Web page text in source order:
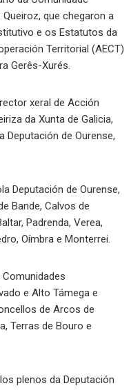
que chegaron a
e os Estatutos da
Territorial (AECT)
Gerês-Xurés.
xeral de Acción
da Xunta de Galicia,
Deputación de Ourense,
Deputación de Ourense,
Bande, Calvos de
Padrenda, Verea,
Oímbra e Monterrei.
e Alto Támega e
de Arcos de
Terras de Bouro e
plenos da Deputación